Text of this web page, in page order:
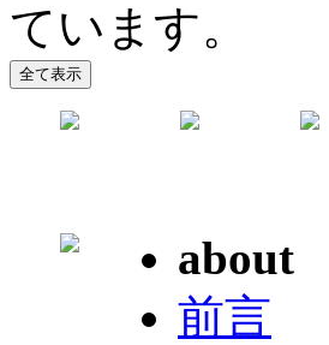
ています。
about
前言